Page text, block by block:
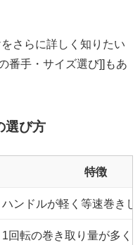
さらに詳しく知りたい
番手・サイズ選び]]もあ
選び方
特徴
ハンドルが軽く等速巻きし
1回転の巻き取り量が多く